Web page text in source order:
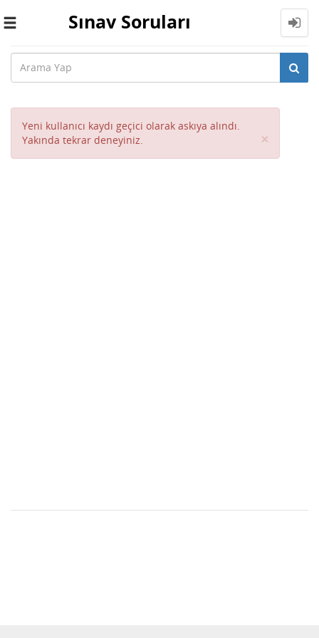
Toggle
Sınav Soruları
Yeni kullanıcı kaydı geçici olarak askıya alındı.
Yakında tekrar deneyiniz.
×